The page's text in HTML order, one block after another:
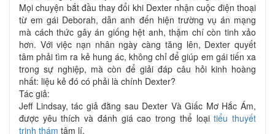
Mọi chuyện bắt đầu thay đổi khi Dexter nhận cuộc điện thoại
từ em gái Deborah, dẫn anh đến hiện trường vụ án mạng
mà cách thức gây án giống hệt anh, thậm chí còn tinh xảo
hơn. Với việc nạn nhân ngày càng tăng lên, Dexter quyết
tâm phải tìm ra kẻ hung ác, không chỉ để giúp em gái tiến xa
trong sự nghiệp, mà còn để giải đáp câu hỏi kinh hoàng
nhất: liệu kẻ đó có phải là chính Dexter?
Tác giả:
Jeff Lindsay, tác giả đằng sau Dexter Và Giấc Mơ Hắc Ám,
được yêu thích và đánh giá cao trong thể loạitiểu thuyết
trinh thám tâm lí.